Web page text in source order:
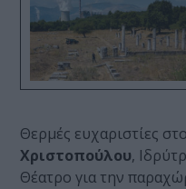
Θερμές ευχαριστίες
Χριστοπούλου,
Θέατρο για την